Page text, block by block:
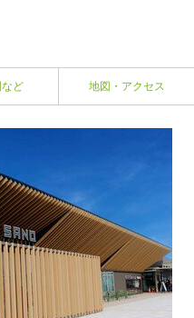
ど 地図・アクセス